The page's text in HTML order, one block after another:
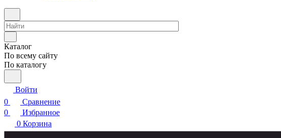
Каталог
По всему сайту
По каталогу
Войти
0
Сравнение
0
Избранное
0 Корзина